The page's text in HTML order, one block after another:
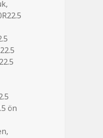
,
ön
,